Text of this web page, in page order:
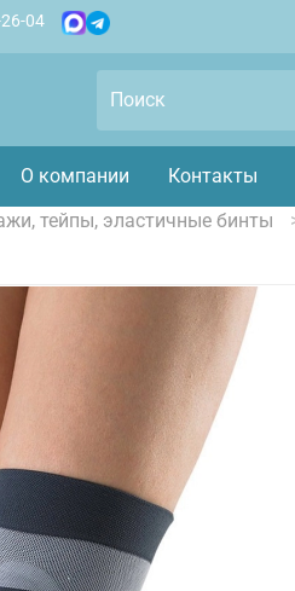
04
О компании Контакты
тейпы, эластичные бинты